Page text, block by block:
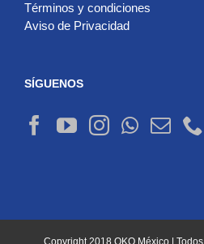
Términos y condiciones
Aviso de Privacidad
SÍGUENOS